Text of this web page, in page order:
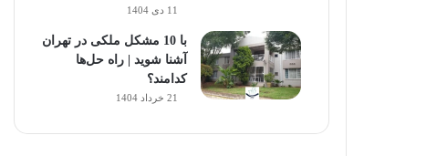
11 دی 1404
با 10 مشکل ملکی در تهران
آشنا شوید | راه حل‌ها
کدامند؟
21 خرداد 1404